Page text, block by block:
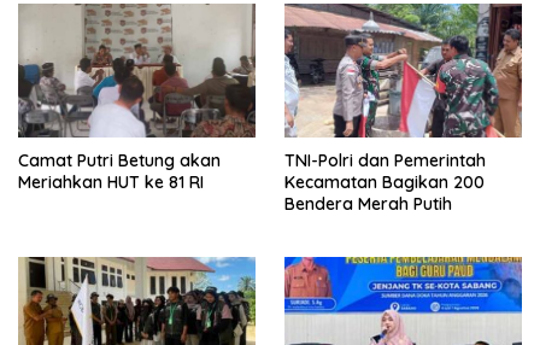
Camat Putri Betung akan
Meriahkan HUT ke 81 RI
TNI-Polri dan Pemerintah
Kecamatan Bagikan 200
Bendera Merah Putih